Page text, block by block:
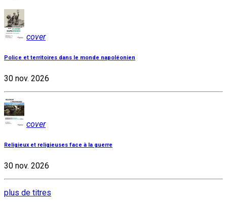
cover
Police et territoires dans le monde napoléonien
30 nov. 2026
cover
Religieux et religieuses face à la guerre
30 nov. 2026
plus de titres